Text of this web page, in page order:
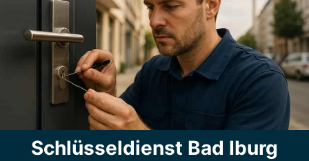
Schlüsseldienst Bad Iburg